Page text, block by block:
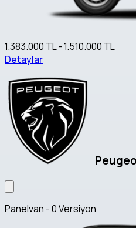
1.383.000 TL - 1.510.000 TL
Detaylar
Panelvan - 0 Versiyon